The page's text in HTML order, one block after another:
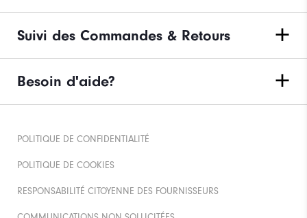
Suivi des Commandes & Retours
Besoin d'aide?
POLITIQUE DE CONFIDENTIALITÉ
POLITIQUE DE COOKIES
RESPONSABILITÉ CITOYENNE DES FOURNISSEURS